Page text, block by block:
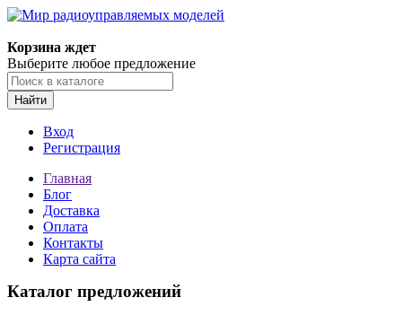
Корзина ждет
Выберите любое предложение
Найти
Вход
Регистрация
Главная
Блог
Доставка
Оплата
Контакты
Карта сайта
Каталог предложений